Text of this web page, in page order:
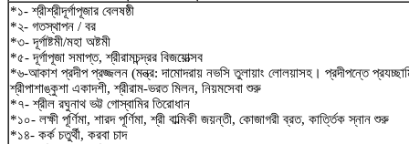
*১- শ্রীশ্রীদূর্গাপূজার বেলষষ্ঠী
*২- গতস্থাপন / বর
*৩- দূর্গাষ্টমী/মহা অষ্টমী
*৫- দূর্গাপূজা সমাপ্ত, শ্রীরামচন্দ্রর বিজয়োত্সব
*৬-আকাশ প্রদীপ প্রজ্জলন (মন্ত্র: দামোদরায় নভসি তুলায়াং লোলয়াসহ। প্রদীপন্তে
শ্রীপাশাঙ্কুশা একাদশী, শ্রীরাম-ভরত মিলন, নিয়মসেবা শুরু
*৭- শ্রীল রঘুনাথ ভট্ট গোস্বামির তিরোধান
*১০- লক্ষী পূর্ণিমা, শারদ পূর্ণিমা, শ্রী বাল্মিকী জয়ন্তী, কোজাগরী ব্রত, কার্ত্তিক স্নান শুরু
*১৪- কর্ক চতুর্থী, করবা চাদ